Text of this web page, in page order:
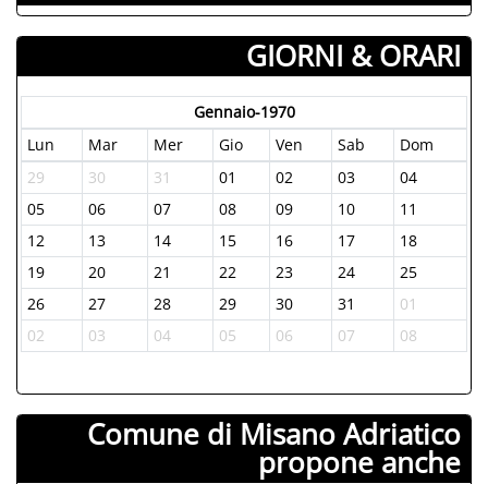
GIORNI & ORARI
Gennaio-1970
Lun
Mar Mer Gio Ven Sab
Dom
29
30 31 01 02 03
04
05
06 07 08 09 10
11
12
13 14 15 16 17
18
19
20 21 22 23 24
25
26
27 28 29 30 31
01
02
03 04 05 06 07 08
Comune di Misano Adriatico
propone anche